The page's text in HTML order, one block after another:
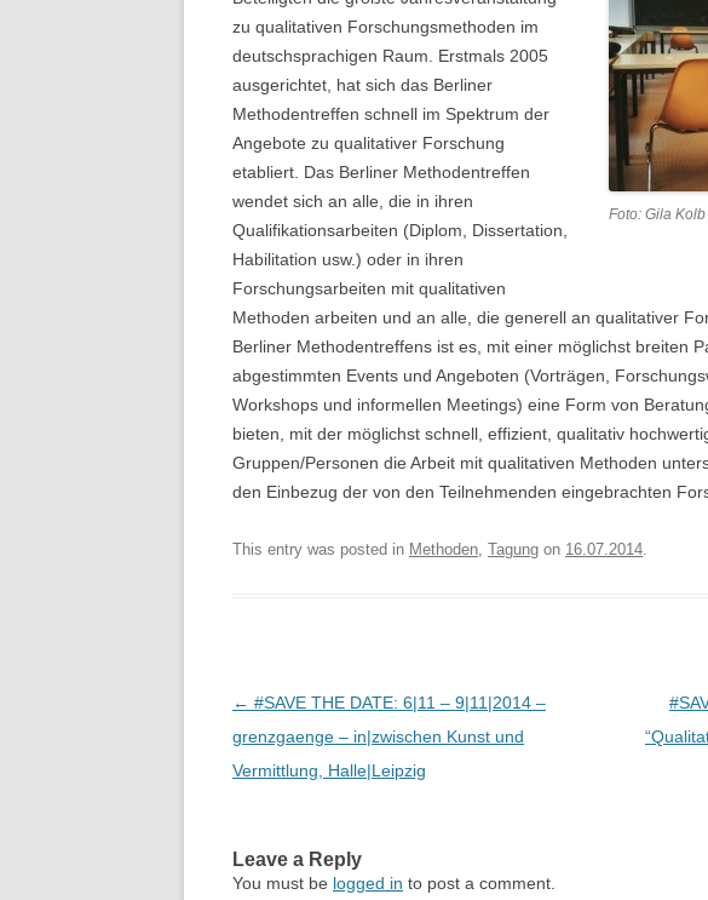
WAS IST
WELCHE
SOLL/EN
WAS
BER
WAS
WAS IST
Foto: Gila Kolb
zu qualitativen Forschungsmethoden im
deutschsprachigen Raum. Erstmals 2005
ausgerichtet, hat sich das Berliner
Methodentreffen schnell im Spektrum der
Angebote zu qualitativer Forschung
etabliert. Das Berliner Methodentreffen
wendet sich an alle, die in ihren
Qualifikationsarbeiten (Diplom, Dissertation,
Habilitation usw.) oder in ihren
Forschungsarbeiten mit qualitativen
Methoden arbeiten und an alle, die generell an qualitativer
Berliner Methodentreffens ist es, mit einer möglichst breiten
abgestimmten Events und Angeboten (Vorträgen,
Workshops und informellen Meetings) eine Form von
bieten, mit der möglichst schnell, effizient, qualitativ
Gruppen/Personen die Arbeit mit qualitativen Methoden
den Einbezug der von den Teilnehmenden eingebrachten
This entry was posted in Methoden, Tagung on 16.07.2014.
Post
navigation
← #SAVE THE DATE: 6|11 – 9|11|2014 –
grenzgaenge – in|zwischen Kunst und
Vermittlung, Halle|Leipzig
Leave a Reply
You must be logged in to post a comment.